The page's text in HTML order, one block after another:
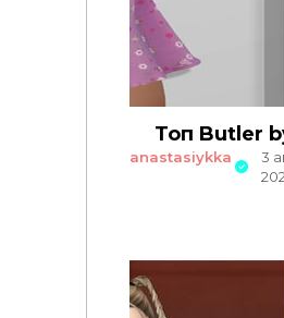
Топ Butler
anastasiykka
3